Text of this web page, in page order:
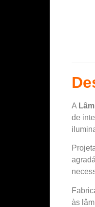
A
de
às